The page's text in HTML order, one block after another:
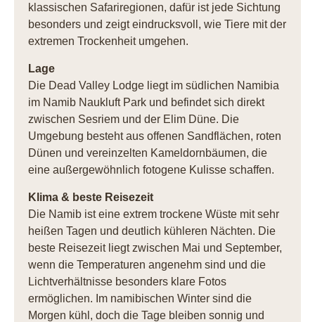
klassischen Safariregionen, dafür ist jede Sichtung
besonders und zeigt eindrucksvoll, wie Tiere mit der
extremen Trockenheit umgehen.
Lage
Die Dead Valley Lodge liegt im südlichen Namibia
im Namib Naukluft Park und befindet sich direkt
zwischen Sesriem und der Elim Düne. Die
Umgebung besteht aus offenen Sandflächen, roten
Dünen und vereinzelten Kameldornbäumen, die
eine außergewöhnlich fotogene Kulisse schaffen.
Klima & beste Reisezeit
Die Namib ist eine extrem trockene Wüste mit sehr
heißen Tagen und deutlich kühleren Nächten. Die
beste Reisezeit liegt zwischen Mai und September,
wenn die Temperaturen angenehm sind und die
Lichtverhältnisse besonders klare Fotos
ermöglichen. Im namibischen Winter sind die
Morgen kühl, doch die Tage bleiben sonnig und